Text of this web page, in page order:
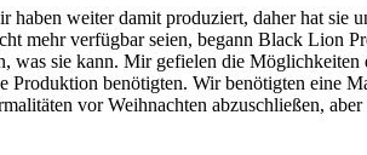
weiter damit produziert, daher hat sie
mehr verfügbar seien, begann Black Lion
sie kann. Mir gefielen die Möglichkeiten
benötigten. Wir benötigten eine
vor Weihnachten abzuschließen,